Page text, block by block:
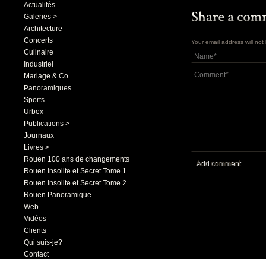
Actualités
Galeries >
Architecture
Concerts
Culinaire
Industriel
Mariage & Co.
Panoramiques
Sports
Urbex
Publications >
Journaux
Livres >
Rouen 100 ans de changements
Rouen Insolite et Secret Tome 1
Rouen Insolite et Secret Tome 2
Rouen Panoramique
Web
Vidéos
Clients
Qui suis-je?
Contact
Your email address will
Add comment